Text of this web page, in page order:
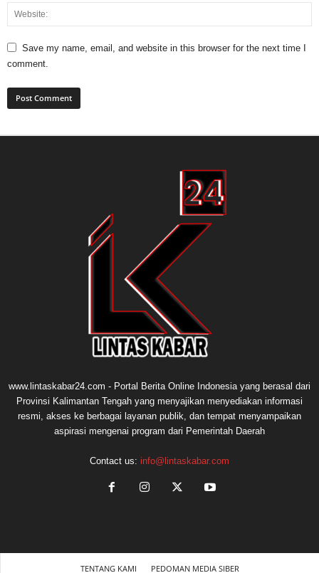
Save my name, email, and website in this browser for the next time I
comment.
www.lintaskabar24.com - Portal Berita Online Indonesia yang berasal dari
Provinsi Kalimantan Tengah yang menyajikan menyediakan informasi
resmi, akses ke berbagai layanan publik, dan tempat menyampaikan
aspirasi mengenai program dari Pemerintah Daerah
Contact us: info@lintaskabar.com
TENTANG KAMI PEDOMAN MEDIA SIBER